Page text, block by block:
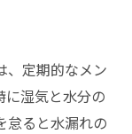
、定期的なメン
に湿気と水分の
怠ると水漏れの